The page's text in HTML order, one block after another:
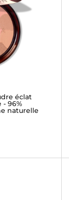
éclat
96%
naturelle